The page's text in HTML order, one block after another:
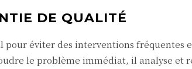
DE QUALITÉ
éviter des interventions fréquentes
le problème immédiat, il analyse et